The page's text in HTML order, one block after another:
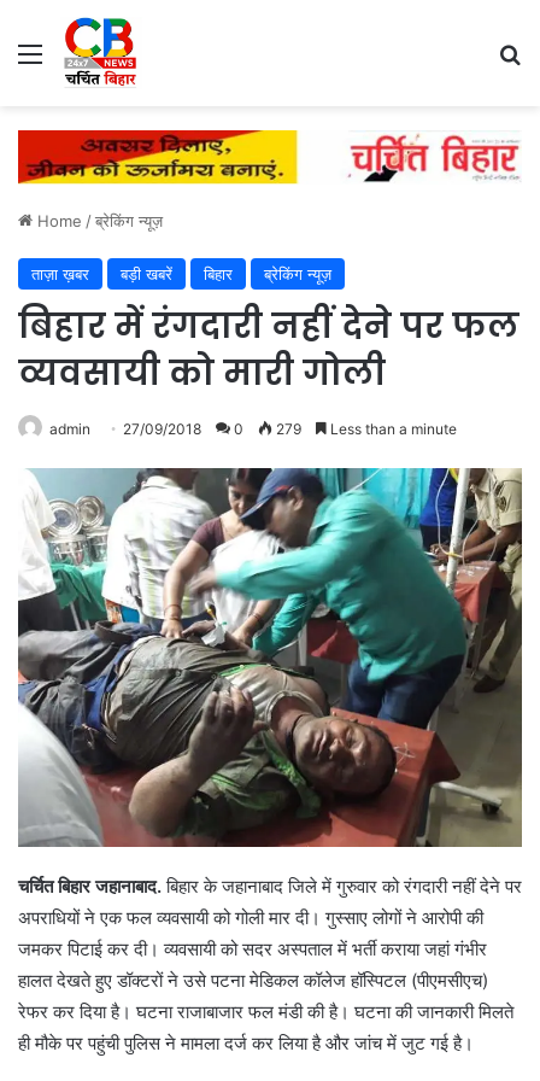
Menu
Home /ब्रेकिंग न्यूज़
ताज़ा ख़बर बड़ी खबरें बिहार ब्रेकिंग न्यूज़
बिहार में रंगदारी नहीं देने पर फल
व्यवसायी को मारी गोली
admin 27/09/2018 0 279 Less than a minute
चर्चित बिहारजहानाबाद.बिहार के जहानाबाद जिले में गुरुवार को रंगदारी नहीं देने पर
अपराधियों ने एक फल व्यवसायी को गोली मार दी। गुस्साए लोगों ने आरोपी की
जमकर पिटाई कर दी। व्यवसायी को सदर अस्पताल में भर्ती कराया जहां गंभीर
हालत देखते हुए डॉक्टरों ने उसे पटना मेडिकल कॉलेज हॉस्पिटल (पीएमसीएच)
रेफर कर दिया है। घटना राजाबाजार फल मंडी की है। घटना की जानकारी मिलते
ही मौके पर पहुंची पुलिस ने मामला दर्ज कर लिया है और जांच में जुट गई है।